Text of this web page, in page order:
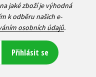
jaké zboží je výhodná
k odběru našich e-
osobních údajů.
Přihlásit se